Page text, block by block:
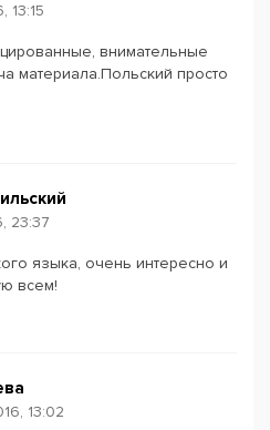
13:15
внимательные
материала.Польский просто
23:37
языка, очень интересно и
всем!
13:02